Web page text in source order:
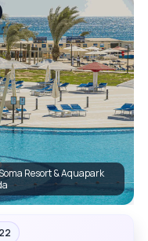
Resort & Aquapark